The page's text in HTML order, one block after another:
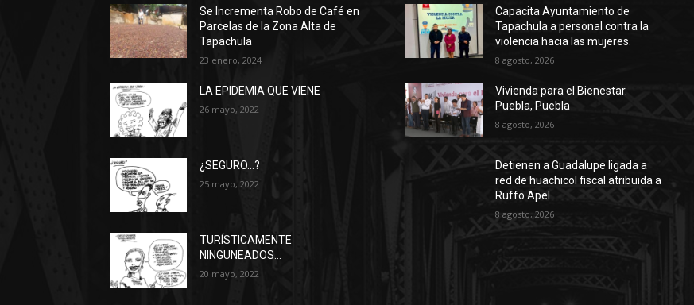
Se Incrementa Robo de Café en
Parcelas de la Zona Alta de
Tapachula
23 enero, 2024
LA EPIDEMIA QUE VIENE
26 mayo, 2022
¿SEGURO…?
25 mayo, 2022
TURÍSTICAMENTE
NINGUNEADOS…
20 mayo, 2022
Capacita Ayuntamiento de
Tapachula a personal contra la
violencia hacia las mujeres.
8 agosto, 2026
Vivienda para el Bienestar.
Puebla, Puebla
8 agosto, 2026
Detienen a Guadalupe ligada a
red de huachicol fiscal atribuida a
Ruffo Apel
8 agosto, 2026